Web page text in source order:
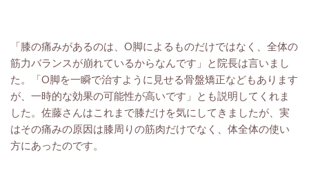
「膝の痛みがあるのは、O脚によるものだけではなく、全体の
筋力バランスが崩れているからなんです」と院長は言いまし
た。「O脚を一瞬で治すように見せる骨盤矯正などもあります
が、一時的な効果の可能性が高いです」とも説明してくれま
した。佐藤さんはこれまで膝だけを気にしてきましたが、実
はその痛みの原因は膝周りの筋肉だけでなく、体全体の使い
方にあったのです。